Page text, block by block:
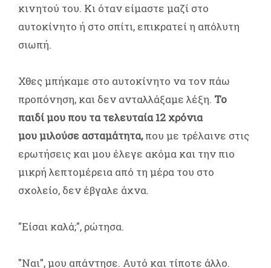
κινητού του. Kι όταν είμαστε μαζί στο
αυτοκίνητο ή στο σπίτι, επικρατεί η απόλυτη
σιωπή.
Χθες μπήκαμε στο αυτοκίνητο να τον πάω
προπόνηση, και δεν ανταλλάξαμε λέξη. Το
παιδί μου που τα τελευταία 12 χρόνια
μου μιλούσε ασταμάτητα,που με τρέλαινε στις
ερωτήσεις και μου έλεγε ακόμα και την πιο
μικρή λεπτομέρεια από τη μέρα του στο
σχολείο, δεν έβγαλε άχνα.
"Είσαι καλά;", ρώτησα.
"Ναι", μου απάντησε. Αυτό και τίποτε άλλο.